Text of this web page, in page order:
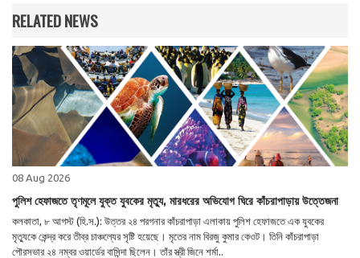
RELATED NEWS
08 Aug 2026
পুলিশ হেফাজতে তৃণমূলে যুক্ত যুবকের মৃত্যু, মারধরের অভিযোগ ঘিরে কাঁচরাপাড়ায় উত্তেজনা
কলকাতা, ৮ আগস্ট (হি.স.): উত্তর ২৪ পরগনার কাঁচরাপাড়া এলাকায় পুলিশ হেফাজতে এক যুবকের
মৃত্যুকে কেন্দ্র করে তীব্র চাঞ্চল্যের সৃষ্টি হয়েছে। মৃতের নাম বিরজু কুমার কেওট। তিনি কাঁচরাপাড়া
পৌরসভার ২৪ নম্বর ওয়ার্ডের বাসিন্দা ছিলেন। তাঁর স্ত্রী জিনে শর্মা..